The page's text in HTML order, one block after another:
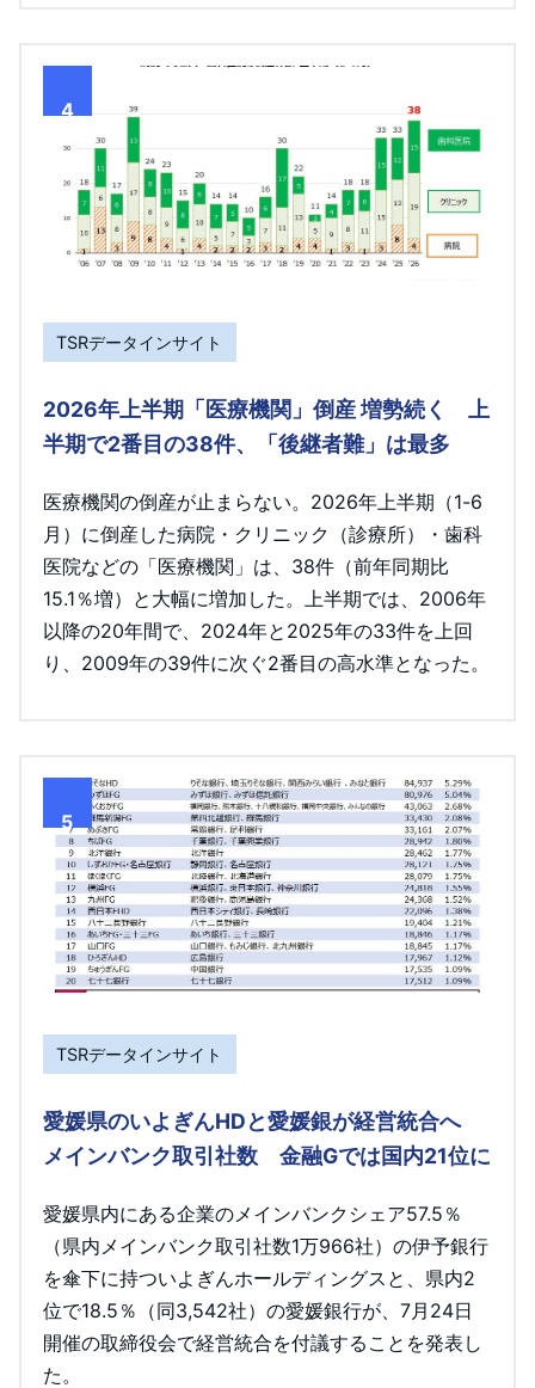
4
TSRデータインサイト
2026年上半期「医療機関」倒産 増勢続く 上
半期で2番目の38件、「後継者難」は最多
医療機関の倒産が止まらない。2026年上半期（1-6
月）に倒産した病院・クリニック（診療所）・歯科
医院などの「医療機関」は、38件（前年同期比
15.1％増）と大幅に増加した。上半期では、2006年
以降の20年間で、2024年と2025年の33件を上回
り、2009年の39件に次ぐ2番目の高水準となった。
5
TSRデータインサイト
愛媛県のいよぎんHDと愛媛銀が経営統合へ
メインバンク取引社数 金融Gでは国内21位に
愛媛県内にある企業のメインバンクシェア57.5％
（県内メインバンク取引社数1万966社）の伊予銀行
を傘下に持ついよぎんホールディングスと、県内2
位で18.5％（同3,542社）の愛媛銀行が、7月24日
開催の取締役会で経営統合を付議することを発表し
た。